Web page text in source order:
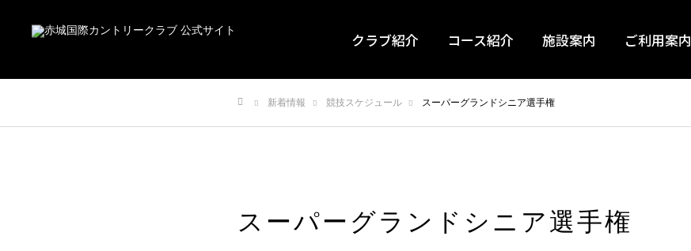
クラブ紹介 コース紹介 施設案内 ご利用案内
新着情報 競技スケジュール スーパーグランドシニア選手権
スーパーグランドシニア選手権